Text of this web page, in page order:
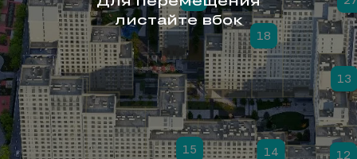
12
13
14
18
15
листайте вбок